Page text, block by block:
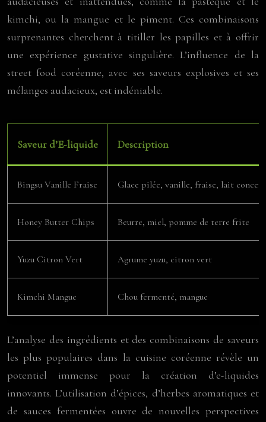
kimchi, ou la mangue et le piment. Ces combinaisons
surprenantes cherchent à titiller les papilles et à offrir
une expérience gustative singulière. L’influence de la
street food coréenne, avec ses saveurs explosives et ses
mélanges audacieux, est indéniable.
Saveur d’E-liquide Description
Bingsu Vanille Fraise Glace pilée, vanille, fraise, lait
Honey Butter Chips Beurre, miel, pomme de terre frite
Yuzu Citron Vert Agrume yuzu, citron vert
Kimchi Mangue Chou fermenté, mangue
L’analyse des ingrédients et des combinaisons de saveurs
les plus populaires dans la cuisine coréenne révèle un
potentiel immense pour la création d’e-liquides
innovants. L’utilisation d’épices, d’herbes aromatiques et
de sauces fermentées ouvre de nouvelles perspectives